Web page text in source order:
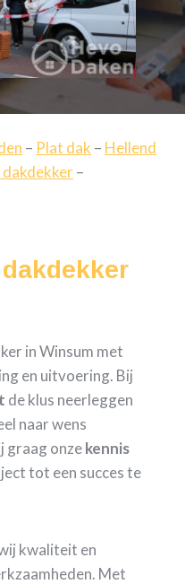
– Plat dak – Hellend
–
in Winsum met
en uitvoering. Bij
de klus neerleggen
naar wens
graag onzekennis
tot een succes te
kwaliteit en
Met